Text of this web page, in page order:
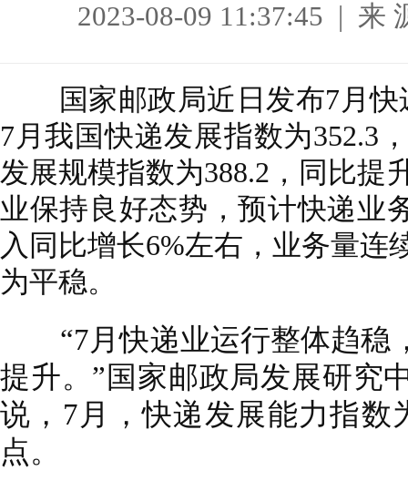
2023-08-09 11:37:45 | 来
国家邮政局近日发布7月快
7月我国快递发展指数为352.3
发展规模指数为388.2，同比提
业保持良好态势，预计快递业
入同比增长6%左右，业务量连
为平稳。
“7月快递业运行整体趋稳
提升。”国家邮政局发展研究
说，7月，快递发展能力指数
点。